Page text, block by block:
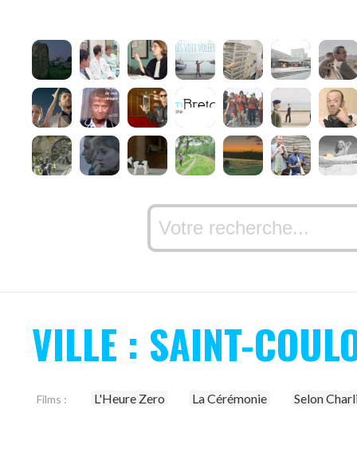
VILLE : SAINT-
Films : L'Heure Zero La Cérémonie Selon